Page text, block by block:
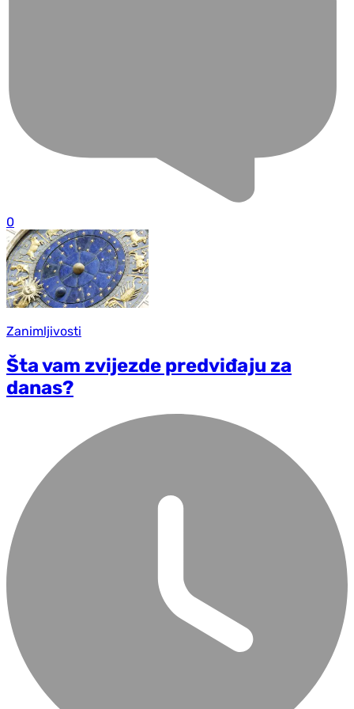
0
Zanimljivosti
Šta vam zvijezde predviđaju za
danas?